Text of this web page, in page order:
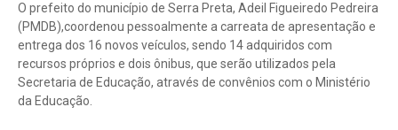
O prefeito do município de Serra Preta, Adeil Figueiredo Pedreira
(PMDB),coordenou pessoalmente a carreata de apresentação e
entrega dos 16 novos veículos, sendo 14 adquiridos com
recursos próprios e dois ônibus, que serão utilizados pela
Secretaria de Educação, através de convênios com o Ministério
da Educação.